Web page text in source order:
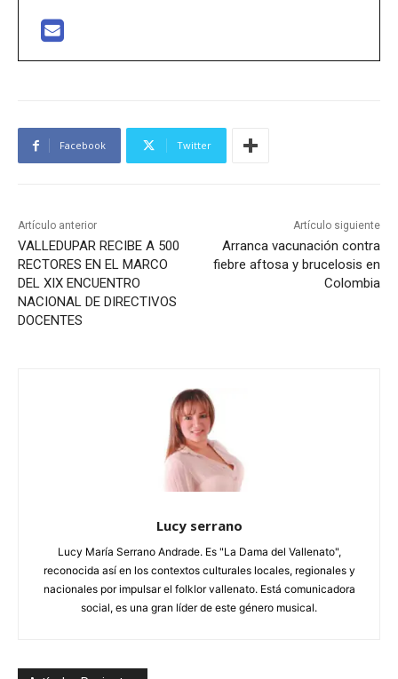
Facebook Twitter
Artículo anterior
VALLEDUPAR RECIBE A 500
RECTORES EN EL MARCO
DEL XIX ENCUENTRO
NACIONAL DE DIRECTIVOS
DOCENTES
Artículo siguiente
Arranca vacunación contra
fiebre aftosa y brucelosis en
Colombia
Lucy serrano
Lucy María Serrano Andrade. Es "La Dama del Vallenato",
reconocida así en los contextos culturales locales, regionales y
nacionales por impulsar el folklor vallenato. Está comunicadora
social, es una gran líder de este género musical.